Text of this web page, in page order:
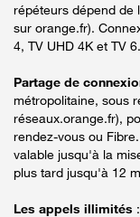
répéteurs dépend de
sur orange.fr).
4, TV UHD 4K et TV 6.
Partage de
métropolitaine, sous
réseaux.orange.fr),
rendez-vous ou
valable jusqu'à la
plus tard jusqu'à 12
Les appels illimités